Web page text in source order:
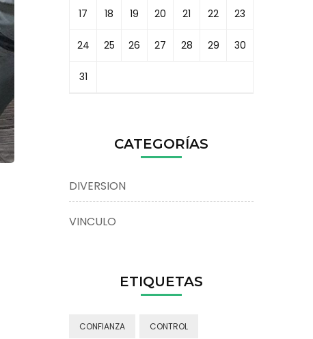
17 18 19 20 21 22 23
24 25 26 27 28 29 30
31
CATEGORÍAS
DIVERSION
VINCULO
ETIQUETAS
CONFIANZA CONTROL